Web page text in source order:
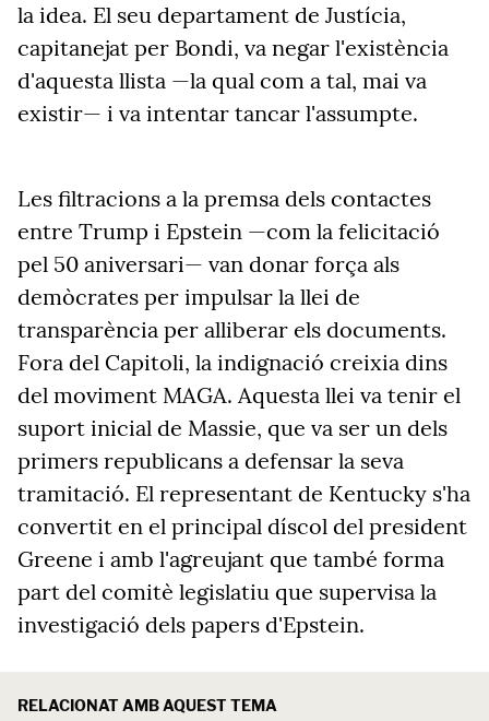
la idea. El seu departament de Justícia,
capitanejat per Bondi, va negar l'existència
d'aquesta llista —la qual com a tal, mai va
existir— i va intentar tancar l'assumpte.
Les filtracions a la premsa dels contactes
entre Trump i Epstein —com la felicitació
pel 50 aniversari— van donar força als
demòcrates per impulsar la llei de
transparència per alliberar els documents.
Fora del Capitoli, la indignació creixia dins
del moviment MAGA. Aquesta llei va tenir el
suport inicial de Massie, que va ser un dels
primers republicans a defensar la seva
tramitació. El representant de Kentucky s'ha
convertit en el principal díscol del president
Greene i amb l'agreujant que també forma
part del comitè legislatiu que supervisa la
investigació dels papers d'Epstein.
RELACIONAT AMB AQUEST TEMA